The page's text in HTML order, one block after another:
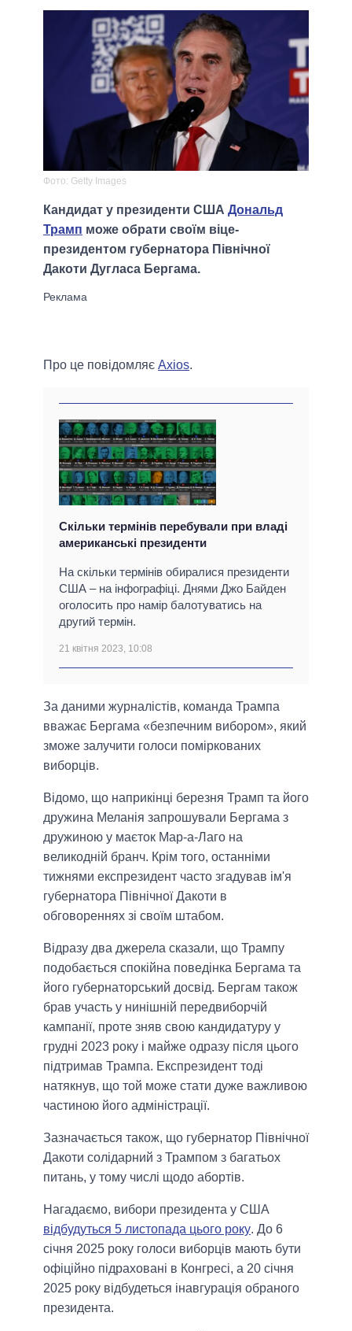
Фото: Getty Images
Кандидат у президенти США Дональд
Трамп може обрати своїм віце-
президентом губернатора Північної
Дакоти Дугласа Бергама.
Про це повідомляє Axios.
Скільки термінів перебували при владі
американські президенти
На скільки термінів обиралися президенти
США – на інфографіці. Днями Джо Байден
оголосить про намір балотуватись на
другий термін.
21 квітня 2023, 10:08
За даними журналістів, команда Трампа
вважає Бергама «безпечним вибором», який
зможе залучити голоси поміркованих
виборців.
Відомо, що наприкінці березня Трамп та його
дружина Меланія запрошували Бергама з
дружиною у маєток Мар-а-Лаго на
великодній бранч. Крім того, останніми
тижнями експрезидент часто згадував ім'я
губернатора Північної Дакоти в
обговореннях зі своїм штабом.
Відразу два джерела сказали, що Трампу
подобається спокійна поведінка Бергама та
його губернаторський досвід. Бергам також
брав участь у нинішній передвиборчій
кампанії, проте зняв свою кандидатуру у
грудні 2023 року і майже одразу після цього
підтримав Трампа. Експрезидент тоді
натякнув, що той може стати дуже важливою
частиною його адміністрації.
Зазначається також, що губернатор Північної
Дакоти солідарний з Трампом з багатьох
питань, у тому числі щодо абортів.
Нагадаємо, вибори президента у США
відбудуться 5 листопада цього року. До 6
січня 2025 року голоси виборців мають бути
офіційно підраховані в Конгресі, а 20 січня
2025 року відбудеться інавгурація обраного
президента.